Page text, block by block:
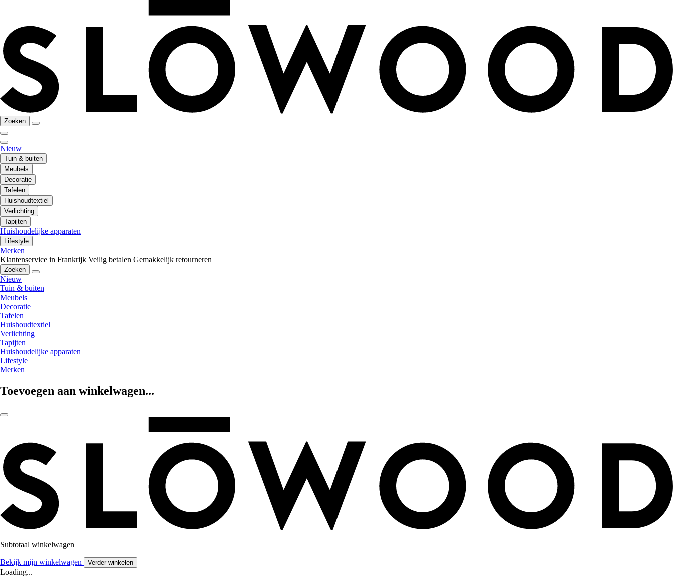
Zoeken
Nieuw
Tuin & buiten
Meubels
Decoratie
Tafelen
Huishoudtextiel
Verlichting
Tapijten
Huishoudelijke apparaten
Lifestyle
Merken
Klantenservice in Frankrijk Veilig betalen Gemakkelijk retourneren
Zoeken
Nieuw
Tuin & buiten
Meubels
Decoratie
Tafelen
Huishoudtextiel
Verlichting
Tapijten
Huishoudelijke apparaten
Lifestyle
Merken
Toevoegen aan winkelwagen...
Subtotaal winkelwagen
Bekijk mijn winkelwagen Verder winkelen
Loading...